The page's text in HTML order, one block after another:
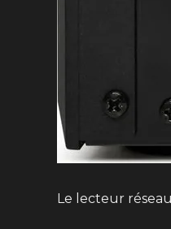
Le lecteur